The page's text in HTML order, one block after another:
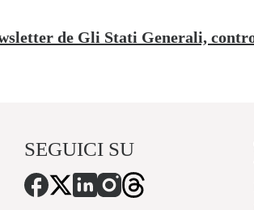
de Gli Stati Generali,
SEGUICI SU